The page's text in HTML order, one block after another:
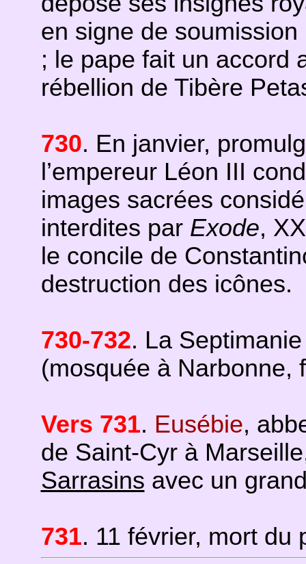
en signe de
; le pape fait un accord
rébellion de Tibère
730. En janvier,
l’empereur Léon III
images sacrées
interdites par Exode,
le concile de
destruction des icônes.
730-732. La
(mosquée à Narbonne,
Vers 731. Eusébie,
de Saint-Cyr à
Sarrasins avec un
731. 11 février, mort du